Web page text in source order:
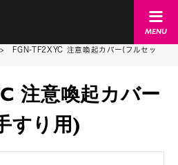
>
FGN-TF2XYC 注意喚起カバー(フルセッ
注意喚起カバー
すり用)